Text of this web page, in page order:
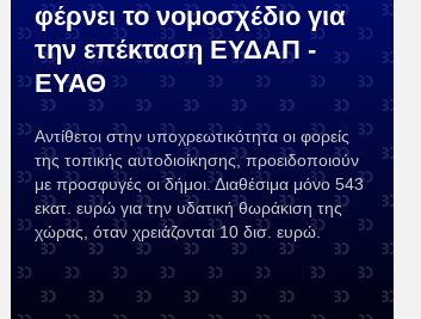
φέρνει το νομοσχέδιο για
την επέκταση ΕΥΔΑΠ -
ΕΥΑΘ
Αντίθετοι στην υποχρεωτικότητα οι φορείς
της τοπικής αυτοδιοίκησης, προειδοποιούν
με προσφυγές οι δήμοι. Διαθέσιμα μόνο 543
εκατ. ευρώ για την υδατική θωράκιση της
χώρας, όταν χρειάζονται 10 δισ. ευρώ.